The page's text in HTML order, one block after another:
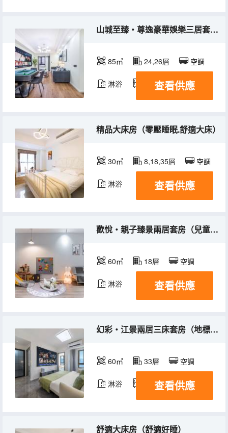
山城至臻・尊逸豪華娛樂三居套（巨幕投影+機麻暢玩+洗衣機冰箱）
85㎡ 24,26層 空調
淋浴 冰箱查看供應
精品大床房（零壓睡眠.舒適大床）
30㎡ 8,18,35層 空調
淋浴 查看供應
歡悅・親子臻景兩居套房（兒童樂園+洗衣機+冰箱）
60㎡ 18層 空調
淋浴 查看供應
幻彩・江景兩居三床套房（地標夜景+巨幕投影+洗衣機冰箱）
60㎡ 33層 空調
淋浴 冰箱查看供應
舒適大床房（舒適好睡）